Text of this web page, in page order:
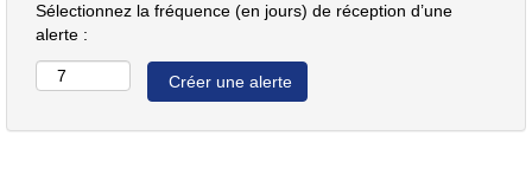
Sélectionnez la fréquence (en jours) de réception d’une
alerte :